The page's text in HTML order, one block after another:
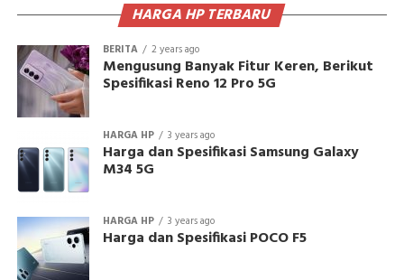
HARGA HP TERBARU
BERITA 2 years ago
Mengusung Banyak Fitur Keren, Berikut
Spesifikasi Reno 12 Pro 5G
HARGA HP 3 years ago
Harga dan Spesifikasi Samsung Galaxy
M34 5G
HARGA HP 3 years ago
Harga dan Spesifikasi POCO F5